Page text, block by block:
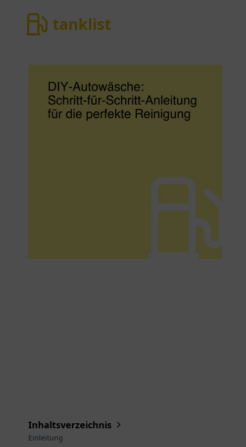
tanklist tanklist
Inhaltsverzeichnis
Einleitung